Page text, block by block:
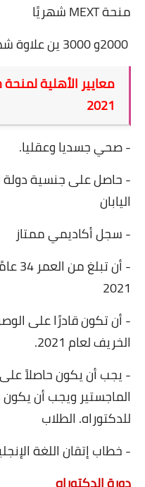
منحةMEXTشهريًا
2000و 3000 ين علاوة شهرية إضافية
معايير الأهلية
2021
- صحي جسديا وعقليا.
- حاصل على جنسية دولة
اليابان
- سجل أكاديمي ممتاز
2021
- أن تكون قادرًا على
الخريف لعام 2021
.
- يجب أن يكون حاصلاً
الماجستير ويجب أن
للدكتوراه. الطلاب
- خطاب إتقان اللغة